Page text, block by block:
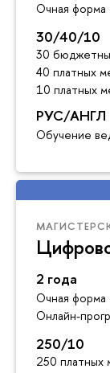
Очная форма
30/40/10
30
40 платных
10 платных
РУС/АНГЛ
Обучение
2 года
Очная форма
Онлайн-
250/10
250 платных